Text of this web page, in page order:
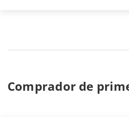
Comprador de